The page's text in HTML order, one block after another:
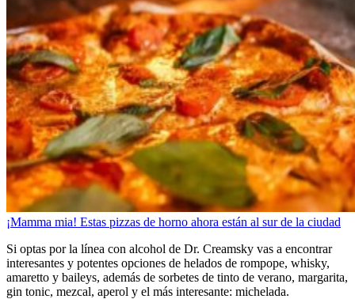
¡Mamma mia! Estas pizzas de horno ahora están al sur de la ciudad
Si optas por la línea con alcohol de Dr. Creamsky vas a encontrar
interesantes y potentes opciones de helados de rompope, whisky,
amaretto y baileys, además de sorbetes de tinto de verano, margarita,
gin tonic, mezcal, aperol y el más interesante: michelada.